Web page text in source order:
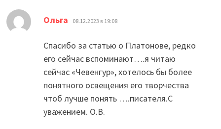
Ольга 08.12.2023 в 19:08
Спасибо за статью о Платонове, редко
его сейчас вспоминают….я читаю
сейчас «Чевенгур», хотелось бы более
понятного освещения его творчества
чтоб лучше понять ….писателя.С
уважением. О.В.